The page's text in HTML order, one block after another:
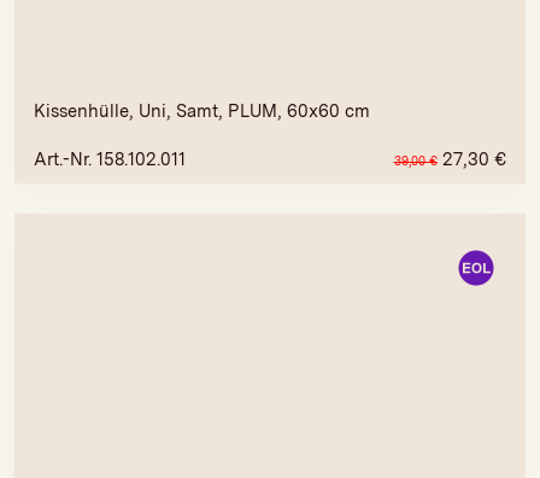
Kissenhülle, Uni, Samt, PLUM, 60x60 cm
Art.-Nr. 158.102.011 39,00€ 27,30 €